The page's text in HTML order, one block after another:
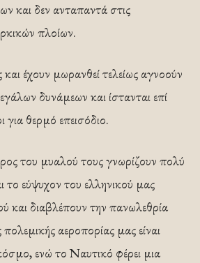
και δεν ανταπαντά στις
πλοίων.
έχουν μωρανθεί τελείως αγνοούν
δυνάμεων και ίστανται επί
για θερμό επεισόδιο.
του μυαλού τους γνωρίζουν πολύ
εύψυχον του ελληνικού μας
και διαβλέπουν την πανωλεθρία
αεροπορίας μας είναι
ενώ το Ναυτικό φέρει μια